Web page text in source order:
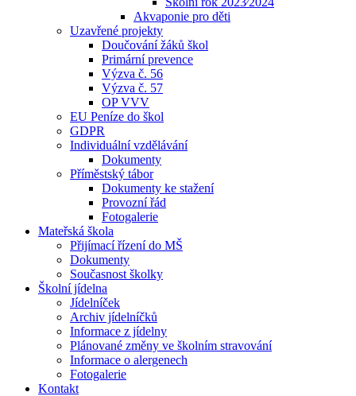
Akvaponie pro děti
Uzavřené projekty
Doučování žáků škol
Primární prevence
Výzva č. 56
Výzva č. 57
OP VVV
EU Peníze do škol
GDPR
Individuální vzdělávání
Dokumenty
Příměstský tábor
Dokumenty ke stažení
Provozní řád
Fotogalerie
Mateřská škola
Přijímací řízení do MŠ
Dokumenty
Současnost školky
Školní jídelna
Jídelníček
Archiv jídelníčků
Informace z jídelny
Plánované změny ve školním stravování
Informace o alergenech
Fotogalerie
Kontakt